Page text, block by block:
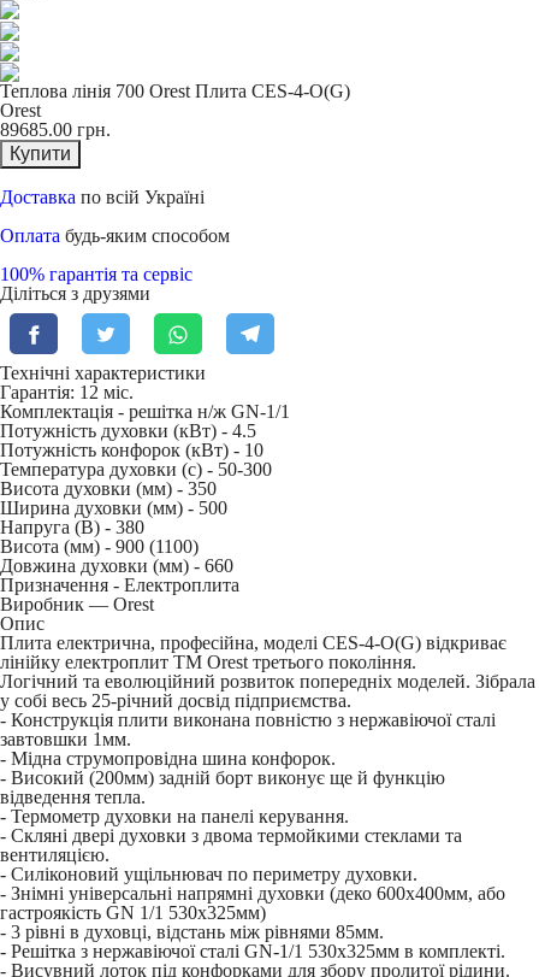
Теплова лінія 700 Orest Плита CES-4-O(G)
Orest
89685.00 грн.
Купити
Доставка по всій Україні
Оплата будь-яким способом
100% гарантія та сервіс
Діліться з друзями
Технічні характеристики
Гарантія: 12 міс.
Комплектація - решітка н/ж GN-1/1
Потужність духовки (кВт) - 4.5
Потужність конфорок (кВт) - 10
Температура духовки (c) - 50-300
Висота духовки (мм) - 350
Ширина духовки (мм) - 500
Напруга (В) - 380
Висота (мм) - 900 (1100)
Довжина духовки (мм) - 660
Призначення - Електроплита
Виробник — Orest
Опис
Плита електрична, професійна, моделі CES-4-O(G) відкриває
лінійку електроплит ТМ Orest третього покоління.
Логічний та еволюційний розвиток попередніх моделей. Зібрала
у собі весь 25-річний досвід підприємства.
- Конструкція плити виконана повністю з нержавіючої сталі
завтовшки 1мм.
- Мідна струмопровідна шина конфорок.
- Високий (200мм) задній борт виконує ще й функцію
відведення тепла.
- Термометр духовки на панелі керування.
- Скляні двері духовки з двома термойкими стеклами та
вентиляцією.
- Силіконовий ущільнювач по периметру духовки.
- Знімні універсальні напрямні духовки (деко 600х400мм, або
гастроякість GN 1/1 530х325мм)
- 3 рівні в духовці, відстань між рівнями 85мм.
- Решітка з нержавіючої сталі GN-1/1 530х325мм в комплекті.
- Висувний лоток під конфорками для збору пролитої рідини.